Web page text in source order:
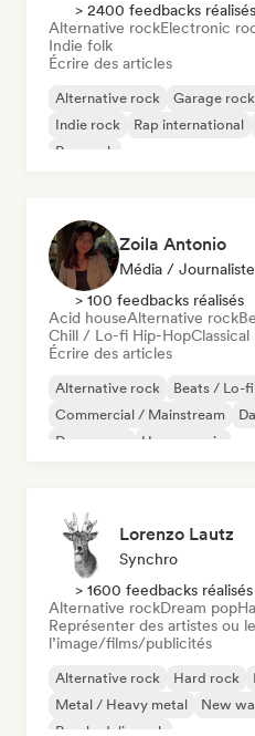
> 2400 feedbacks réalisés
Alternative rockElectronic
Indie folk
Écrire des articles
Alternative rock Garage rock
Indie rock
Rap international
Pop rock
Zoila Antonio
Média / Journaliste
> 100 feedbacks réalisés
Acid houseAlternative rock
Chill / Lo-fi Hip-HopClassical
Écrire des articles
Alternative rock Beats / Lo-fi
Commercial / Mainstream
Dream pop
House music
Lorenzo Lautz
Synchro
> 1600 feedbacks réalisés
Alternative rockDream pop
Représenter des artistes ou
l’image/films/publicités
Alternative rock Hard rock
Metal / Heavy metal
New
Psychedelic rock